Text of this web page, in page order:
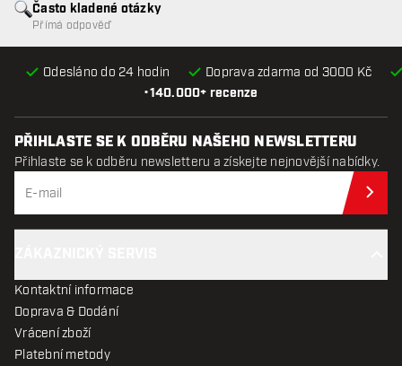
•140.000+ recenze
Odesláno do 24 hodin Doprava zdarma od 3000 Kč
Často kladené otázky
Přímá odpověď
PŘIHLASTE SE K ODBĚRU NAŠEHO NEWSLETTERU
Přihlaste se k odběru newsletteru a získejte nejnovější nabídky.
Kontaktní informace
Doprava & Dodání
Vrácení zboží
Platební metody